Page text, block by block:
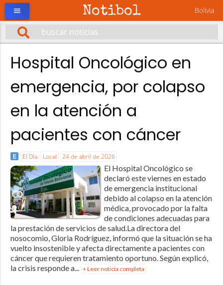
Notibol Bolivia
menu
Hospital Oncológico en
emergencia, por colapso
en la atención a
pacientes con cáncer
El Día Local 24 de abril de 2026
El Hospital Oncológico se
declaró este viernes en estado
de emergencia institucional
debido al colapso en la atención
médica, provocado por la falta
de condiciones adecuadas para
la prestación de servicios de salud.La directora del
nosocomio, Gloria Rodríguez, informó que la situación se ha
vuelto insostenible y afecta directamente a pacientes con
cáncer que requieren tratamiento oportuno. Según explicó,
la crisis responde a... + Leer noticia completa